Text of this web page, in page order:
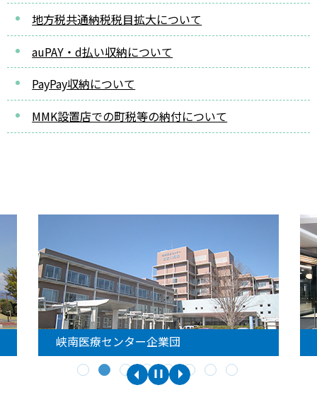
地方税共通納税税目拡大について
auPAY・d払い収納について
PayPay収納について
MMK設置店での町税等の納付について
峡南医療センター企業団